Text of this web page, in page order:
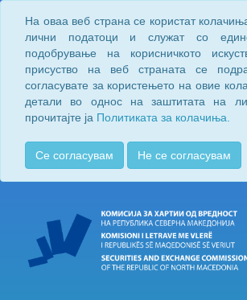
На оваа веб страна се користат
лични податоци и служат со
подобрување на корисничкото
присуство на веб страната се
согласувате за користењето на овие
детали во однос на заштитата на
прочитајте ја Политиката за колачиња.
Се согласувам Не се согласувам